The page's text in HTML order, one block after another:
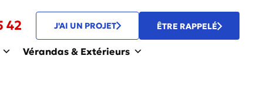
42 J'AI UN PROJET ÊTRE RAPPELÉ
Vérandas & Extérieurs